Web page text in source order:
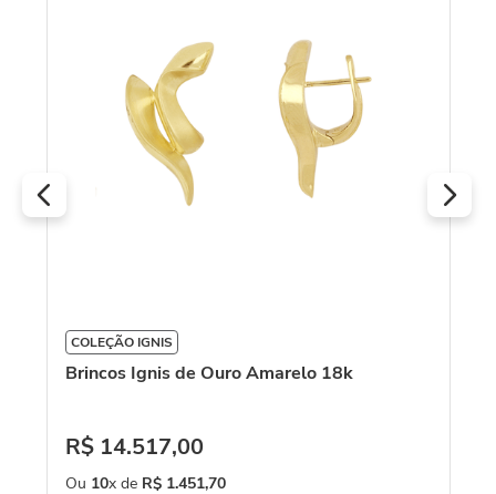
COLEÇÃO IGNIS
Brincos Ignis de Ouro Amarelo 18k
R$ 14.517,00
Ou 10x de R$ 1.451,70